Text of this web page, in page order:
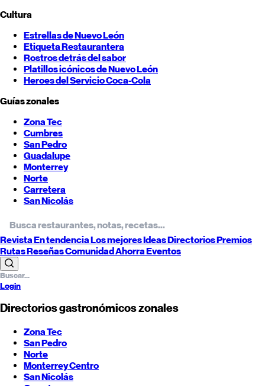
Cultura
Estrellas deNuevo León
Etiqueta Restaurantera
Rostros detrás del sabor
Platillos icónicos deNuevo León
Heroes del Servicio Coca-Cola
Guías zonales
Zona Tec
Cumbres
San Pedro
Guadalupe
Monterrey
Norte
Carretera
San Nicolás
RevistaEn tendenciaLos mejoresIdeasDirectoriosPremios
RutasReseñasComunidadAhorraEventos
Login
Directorios gastronómicos zonales
Zona Tec
San Pedro
Norte
MonterreyCentro
San Nicolás